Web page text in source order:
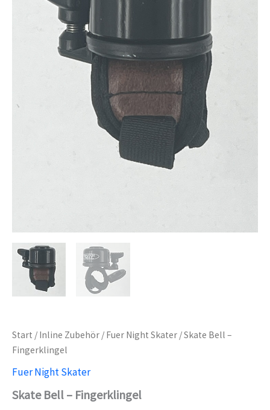
Start / Inline Zubehör / Fuer Night Skater / Skate Bell –
Fingerklingel
Fuer Night Skater
Skate Bell – Fingerklingel